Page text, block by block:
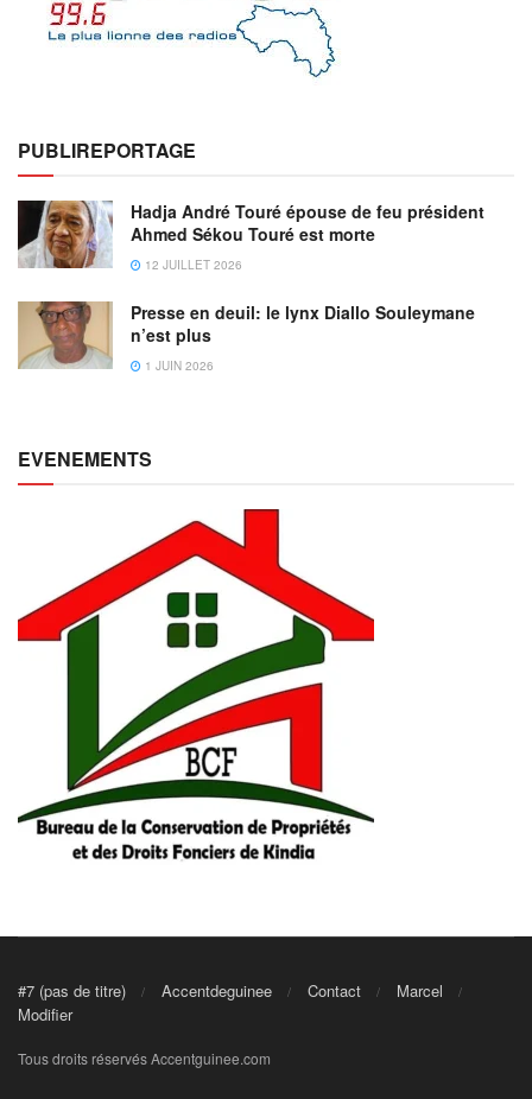
PUBLIREPORTAGE
Hadja André Touré épouse de feu président
Ahmed Sékou Touré est morte
12 JUILLET 2026
Presse en deuil: le lynx Diallo Souleymane
n’est plus
1 JUIN 2026
EVENEMENTS
#7 (pas de titre) Accentdeguinee Contact
Marcel
Modifier
Tous droits réservés Accentguinee.com